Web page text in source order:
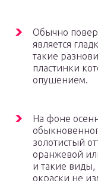
Обычно
является
такие
пластинки
опушением.
На фоне
золотистый
оранжевой
и такие виды,
окраски не